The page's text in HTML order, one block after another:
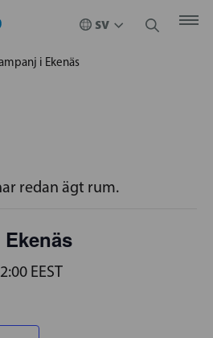
i Ekenäs
redan ägt rum.
EEST